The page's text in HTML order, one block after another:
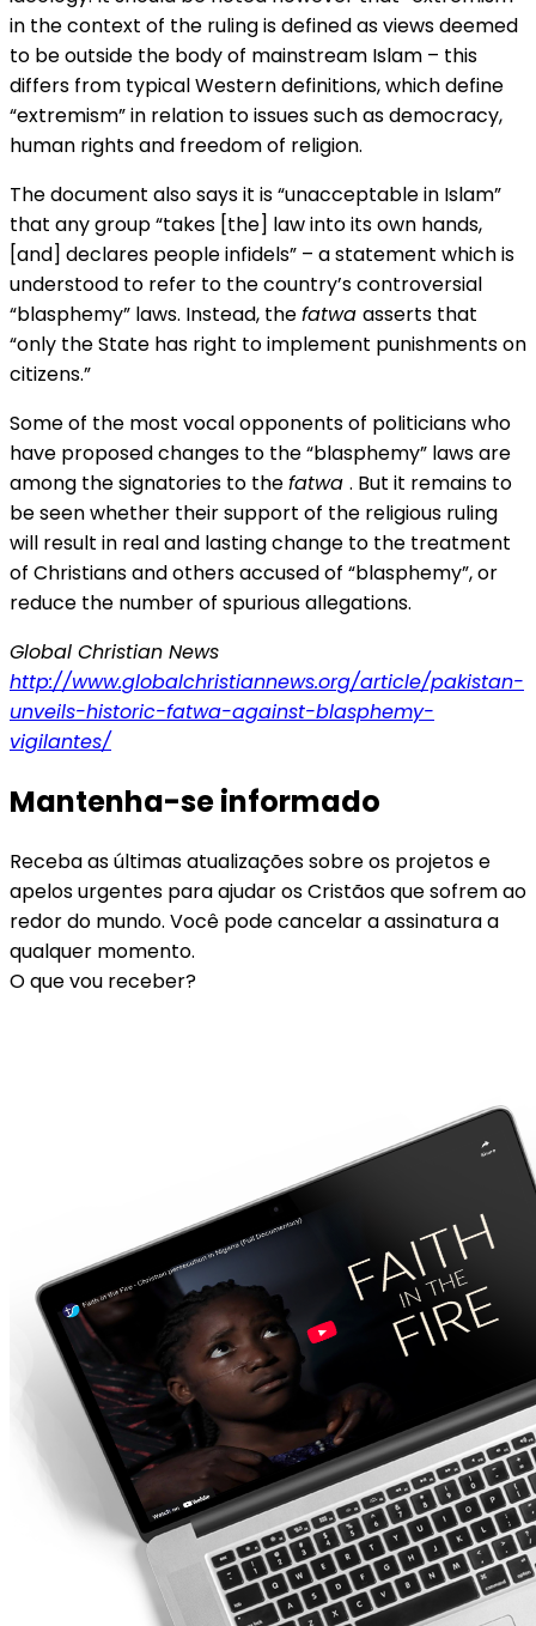
in the context of the ruling is defined as views deemed
to be outside the body of mainstream Islam – this
differs from typical Western definitions, which define
“extremism” in relation to issues such as democracy,
human rights and freedom of religion.
The document also says it is “unacceptable in Islam”
that any group “takes [the] law into its own hands,
[and] declares people infidels” – a statement which is
understood to refer to the country’s controversial
“blasphemy” laws. Instead, thefatwa asserts that
“only the State has right to implement punishments on
citizens.”
Some of the most vocal opponents of politicians who
have proposed changes to the “blasphemy” laws are
among the signatories to thefatwa . But it remains to
be seen whether their support of the religious ruling
will result in real and lasting change to the treatment
of Christians and others accused of “blasphemy”, or
reduce the number of spurious allegations.
Global Christian News
http://www.globalchristiannews.org/article/pakistan-
unveils-historic-fatwa-against-blasphemy-
vigilantes/
Mantenha-se informado
Receba as últimas atualizações sobre os projetos e
apelos urgentes para ajudar os Cristãos que sofrem ao
redor do mundo. Você pode cancelar a assinatura a
qualquer momento.
O que vou receber?